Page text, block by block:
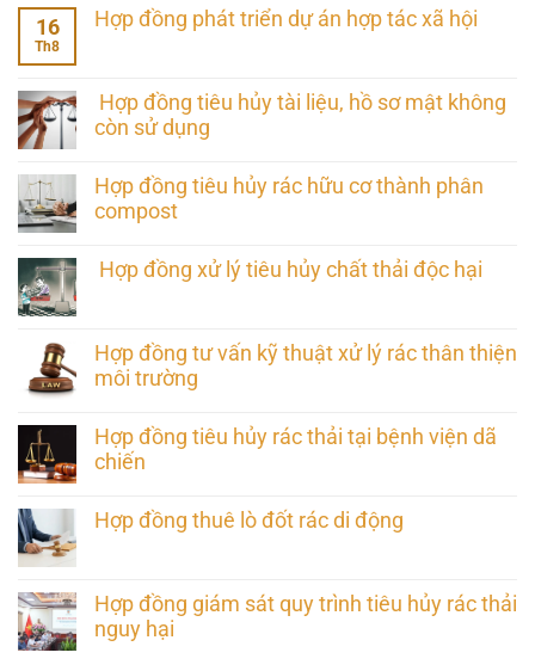
16
Th8
Hợp đồng phát triển dự án hợp tác xã hội
Hợp đồng tiêu hủy tài liệu, hồ sơ mật không
còn sử dụng
Hợp đồng tiêu hủy rác hữu cơ thành phân
compost
Hợp đồng xử lý tiêu hủy chất thải độc hại
Hợp đồng tư vấn kỹ thuật xử lý rác thân thiện
môi trường
Hợp đồng tiêu hủy rác thải tại bệnh viện dã
chiến
Hợp đồng thuê lò đốt rác di động
Hợp đồng giám sát quy trình tiêu hủy rác thải
nguy hại